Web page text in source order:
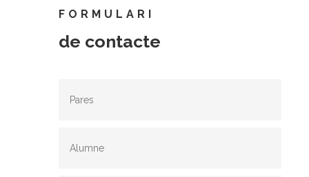
FORMULARI
de contacte